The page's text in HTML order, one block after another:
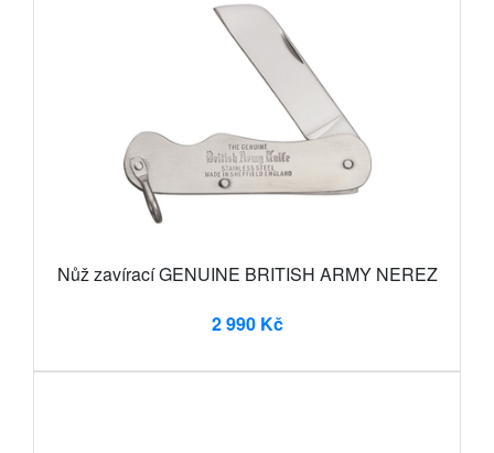
Nůž zavírací GENUINE BRITISH ARMY NEREZ
2 990 Kč